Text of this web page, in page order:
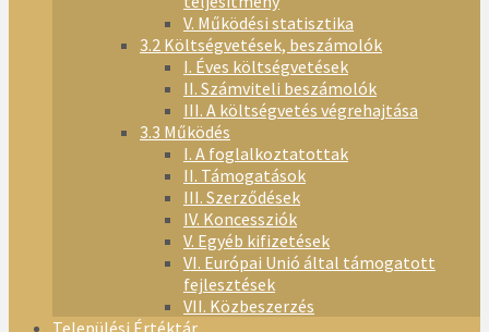
V. Működési statisztika
3.2 Költségvetések, beszámolók
I. Éves költségvetések
II. Számviteli beszámolók
III. A költségvetés végrehajtása
3.3 Működés
I. A foglalkoztatottak
II. Támogatások
III. Szerződések
IV. Koncessziók
V. Egyéb kifizetések
VI. Európai Unió által támogatott
fejlesztések
VII. Közbeszerzés
Települési Értéktár